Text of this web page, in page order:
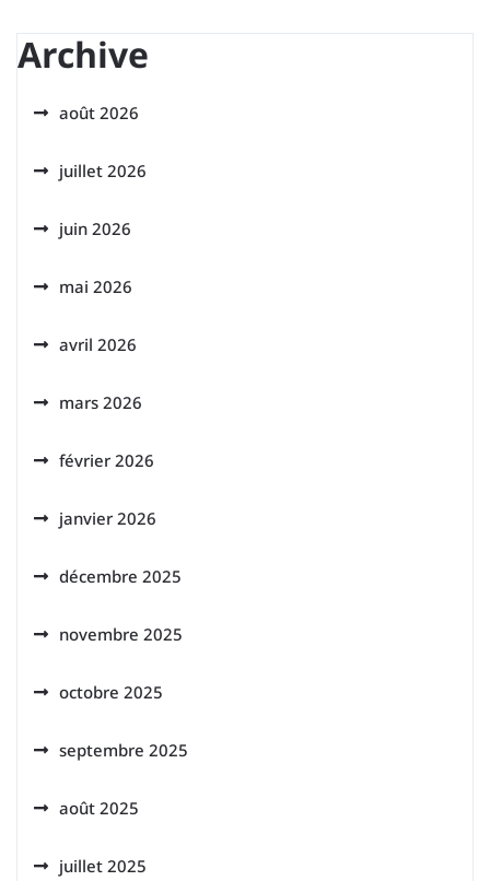
Archive
août 2026
juillet 2026
juin 2026
mai 2026
avril 2026
mars 2026
février 2026
janvier 2026
décembre 2025
novembre 2025
octobre 2025
septembre 2025
août 2025
juillet 2025